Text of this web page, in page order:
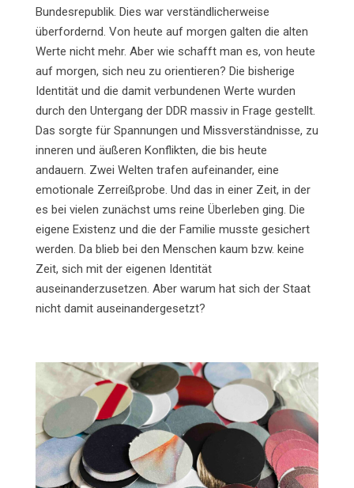
Bundesrepublik. Dies war verständlicherweise
überfordernd. Von heute auf morgen galten die alten
Werte nicht mehr. Aber wie schafft man es, von heute
auf morgen, sich neu zu orientieren? Die bisherige
Identität und die damit verbundenen Werte wurden
durch den Untergang der DDR massiv in Frage gestellt.
Das sorgte für Spannungen und Missverständnisse, zu
inneren und äußeren Konflikten, die bis heute
andauern. Zwei Welten trafen aufeinander, eine
emotionale Zerreißprobe. Und das in einer Zeit, in der
es bei vielen zunächst ums reine Überleben ging. Die
eigene Existenz und die der Familie musste gesichert
werden. Da blieb bei den Menschen kaum bzw. keine
Zeit, sich mit der eigenen Identität
auseinanderzusetzen. Aber warum hat sich der Staat
nicht damit auseinandergesetzt?